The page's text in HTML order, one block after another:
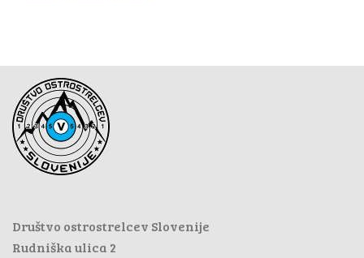
Društvo ostrostrelcev Slovenije
Rudniška ulica 2